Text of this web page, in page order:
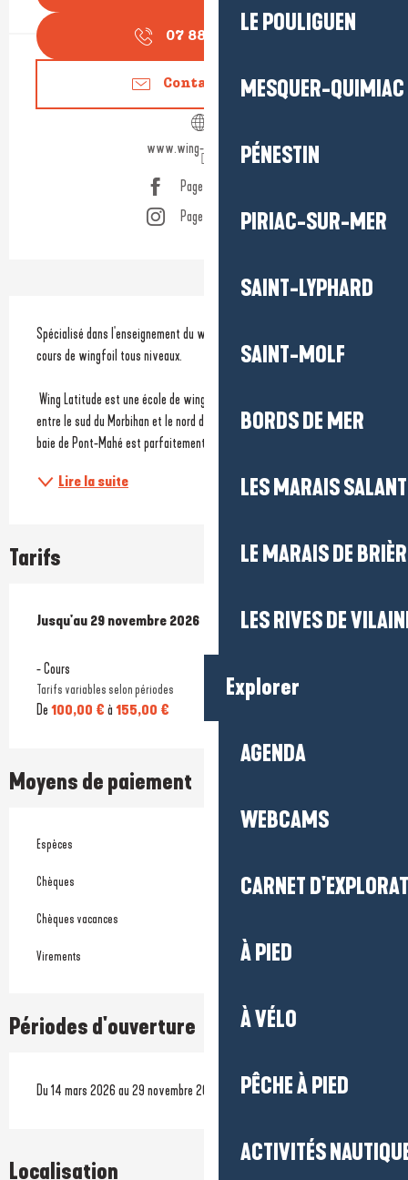
LE POULIGUEN
MESQUER-QUIMIAC
PÉNESTIN
PIRIAC-SUR-MER
SAINT-LYPHARD
SAINT-MOLF
BORDS DE MER
LES MARAIS
LE MARAIS DE
LES RIVES DE
Explorer
AGENDA
WEBCAMS
CARNET
À PIED
À VÉLO
PÊCHE À PIED
ACTIVITÉS
07 88 83 38
Contactez-nous
www.wing-latitude.com
Page Facebook
Page Instagram
Description
Spécialisé dans l'enseignement du wingfoil, Wing Latitude propose des
cours de wingfoil tous niveaux.
entre le sud du Morbihan et le nord de la Loire Atlantique. Le spot de la
baie de Pont-Mahé est parfaitement adapté pour...
Lire la suite
Tarifs
Du14 mars 2026au29 novembre 2026
Jusqu'au 29 novembre 2026
- Cours
Tarifs variables selon périodes
De 100,00 € à 155,00 €
Moyens de paiement
Espèces
Chèques
Chèques vacances
Virements
Périodes d'ouverture
Du 14 mars 2026 au 29 novembre 2026
Localisation